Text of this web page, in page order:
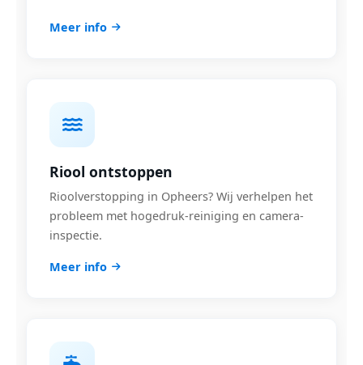
Meer info
Riool ontstoppen
Rioolverstopping in Opheers? Wij verhelpen het
probleem met hogedruk-reiniging en camera-
inspectie.
Meer info